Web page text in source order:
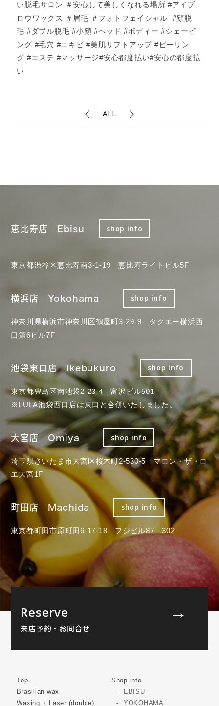
い脱毛サロン ＃安心して美しくなれる場所 #アイブ
ロウワックス ＃眉毛 ＃フォトフェイシャル #顔脱
毛 #ダブル脱毛 #小顔 #ヘッド #ボディー #シェービ
ング #毛穴 #ニキビ #美肌リフトアップ #ピーリン
グ #エステ #マッサージ#安心都度払い#安心の都度払
い
ALL
恵比寿店 Ebisu shop info
東京都渋谷区恵比寿南3-1-19 恵比寿ライトビル5F
横浜店 Yokohama shop info
神奈川県横浜市神奈川区鶴屋町3-29-9 タクエー横浜西
口第6ビル7F
池袋東口店 Ikebukuro shop info
東京都豊島区南池袋2-23-4 富沢ビル501
※LULA池袋西口店は東口と合併いたしました。
大宮店 Omiya shop info
埼玉県さいたま市大宮区桜木町2-530-5 マロン・ザ・ロ
エ大宮1F
町田店 Machida shop info
東京都町田市原町田6-17-18 フジビル87 302
Reserve
来店予約・お問合せ
Top
Brasilian wax
Waxing + Laser (double)
Shop info
EBISU
YOKOHAMA